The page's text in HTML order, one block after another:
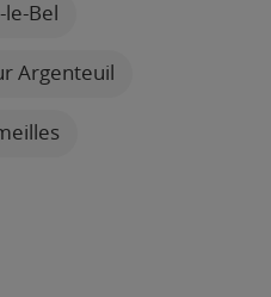
Bel
Argenteuil